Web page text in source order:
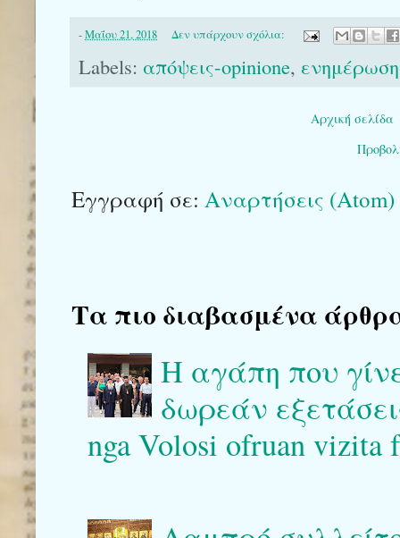
-Μαΐου 21, 2018 Δεν υπάρχουν σχόλια:
Labels: απόψεις-opinione,
Αρχική σελίδα
Εγγραφή σε: Αναρτήσεις (Atom)
Τα πιο διαβασμένα
Η αγάπη που
δωρεάν
nga Volosi ofruan vizita